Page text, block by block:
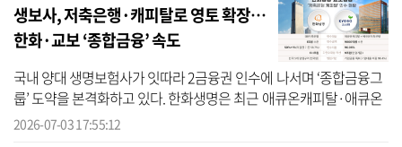
생보사, 저축은행·캐피탈로 영토 확장…
한화·교보 ‘종합금융’ 속도
국내 양대 생명보험사가 잇따라 2금융권 인수에 나서며 ‘종합금융그
룹’ 도약을 본격화하고 있다. 한화생명은 최근 애큐온캐피탈·애큐온
저축은행 패키지 인수전에서 우선협상대상자 지위를 확보했다. 교보
2026-07-03 17:55:12